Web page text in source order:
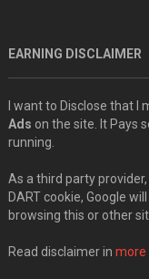
EARNING DISCLAIMER
I want to Disclose that I
Ads on the site. It Pays
running.
As a third party
DART cookie, Google
browsing this or other
Read disclaimer in more